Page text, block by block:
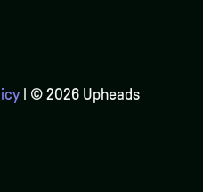
| © 2026 Upheads